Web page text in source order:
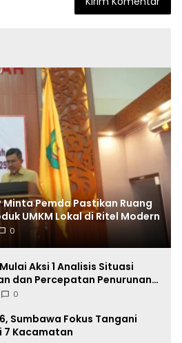
Minta Pemda Pastikan Ruang
UMKM Lokal di Ritel Modern
0
Aksi 1 Analisis Situasi
dan Percepatan Penurunan
2026
0
Sumbawa Fokus Tangani
7 Kacamatan